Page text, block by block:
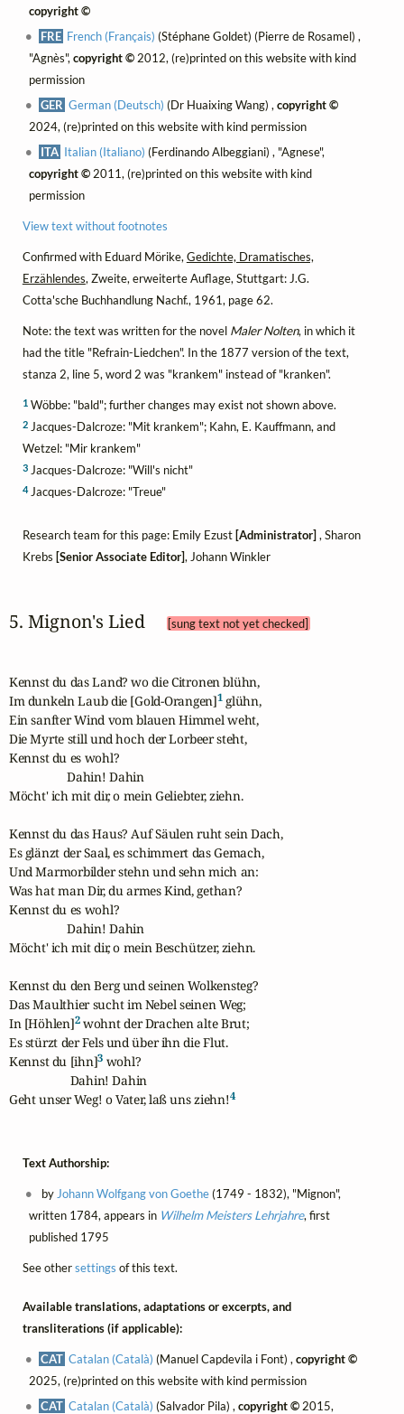
copyright ©
FRE French (Français) (Stéphane Goldet) (Pierre de Rosamel) ,
"Agnès", copyright ©2012, (re)printed on this website with kind
permission
GER German (Deutsch) (Dr Huaixing Wang) ,copyright ©
2024, (re)printed on this website with kind permission
ITA Italian (Italiano) (Ferdinando Albeggiani) , "Agnese",
copyright ©2011, (re)printed on this website with kind
permission
View text without footnotes
Confirmed with Eduard Mörike, Gedichte, Dramatisches,
Erzählendes, Zweite, erweiterte Auflage, Stuttgart: J.G.
Cotta'sche Buchhandlung Nachf., 1961, page 62.
Note: the text was written for the novel Maler Nolten, in which it
had the title "Refrain-Liedchen". In the 1877 version of the text,
stanza 2, line 5, word 2 was "krankem" instead of "kranken".
1Wöbbe: "bald"; further changes may exist not shown above.
2Jacques-Dalcroze: "Mit krankem"; Kahn, E. Kauffmann, and
Wetzel: "Mir krankem"
3Jacques-Dalcroze: "Will's nicht"
4Jacques-Dalcroze: "Treue"
Research team for this page: Emily Ezust [Administrator] , Sharon
Krebs [Senior Associate Editor], Johann Winkler
5. Mignon's Lied [sung text not yet checked]
Kennst du das Land? wo die Citronen blühn,
Im dunkeln Laub die [Gold-Orangen]1 glühn,
Ein sanfter Wind vom blauen Himmel weht,
Die Myrte still und hoch der Lorbeer steht,
Kennst du es wohl?
                   Dahin! Dahin
Möcht' ich mit dir, o mein Geliebter, ziehn.
Kennst du das Haus? Auf Säulen ruht sein Dach,
Es glänzt der Saal, es schimmert das Gemach,
Und Marmorbilder stehn und sehn mich an:
Was hat man Dir, du armes Kind, gethan?
Kennst du es wohl?
                   Dahin! Dahin
Möcht' ich mit dir, o mein Beschützer, ziehn.
Kennst du den Berg und seinen Wolkensteg?
Das Maulthier sucht im Nebel seinen Weg;
In [Höhlen]2 wohnt der Drachen alte Brut;
Es stürzt der Fels und über ihn die Flut.
Kennst du [ihn]3 wohl?
                    Dahin! Dahin
Geht unser Weg! o Vater, laß uns ziehn!4
Text Authorship:
by Johann Wolfgang von Goethe(1749 - 1832), "Mignon",
written 1784, appears in Wilhelm Meisters Lehrjahre, first
published 1795
See othersettings of this text.
Available translations, adaptations or excerpts, and
transliterations (if applicable):
CAT Catalan (Català) (Manuel Capdevila i Font) ,copyright ©
2025, (re)printed on this website with kind permission
CAT Catalan (Català) (Salvador Pila) ,copyright © 2015,